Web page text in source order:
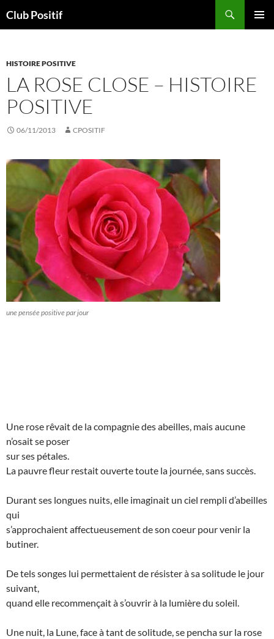
auClub Positif
HISTOIRE POSITIVE
LA ROSE CLOSE – HISTOIRE
POSITIVE
06/11/2013 CPOSITIF
une pensée positive par jour
Une rose rêvait de la compagnie des abeilles, mais aucune
n’osait se poser
sur ses pétales.
La pauvre fleur restait ouverte toute la journée, sans succès.
Durant ses longues nuits, elle imaginait un ciel rempli d’abeilles
qui
s’approchaient affectueusement de son coeur pour venir la
butiner.
De tels songes lui permettaient de résister à sa solitude le jour
suivant,
quand elle recommençait à s’ouvrir à la lumière du soleil.
Une nuit, la Lune, face à tant de solitude, se pencha sur la rose